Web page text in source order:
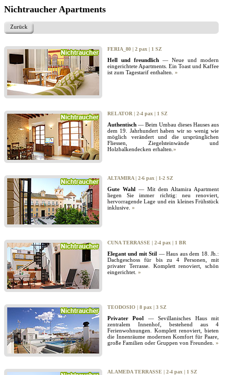
Nichtraucher Apartments
Zurück
FERIA_80 | 2 pax | 1 SZ
Hell und freundlich — Neue und modern
eingerichtete Apartments. Ein Toast und Kaffee
ist zum Tagestarif enthalten. »
RELATOR | 2-4 pax | 1 SZ
Authentisch — Beim Umbau dieses Hauses aus
dem 19. Jahrhundert haben wir so wenig wie
möglich verändert und die ursprünglichen
Fliessen, Ziegelsteinwände und
Holzbalkendecken erhalten. »
ALTAMIRA | 2-6 pax | 1-2 SZ
Gute Wahl— Mit dem Altamira Apartment
liegen Sie immer richtig: neu renoviert,
hervorragende Lage und ein kleines Frühstück
inklusive. »
CUNA TERRASSE | 2-4 pax | 1 BR
Elegant und mit Stil — Haus aus dem 18. Jh.:
Dachgeschoss für bis zu 4 Personen, mit
privater Terrasse. Komplett renoviert, schön
eingerichtet. »
TEODOSIO | 8 pax | 3 SZ
Privater Pool — Sevillanisches Haus mit
zentralem Innenhof, bestehend aus 4
Ferienwohnungen. Komplett renoviert, bieten
die Innenräume modernen Komfort für Paare,
große Familien oder Gruppen von Freunden. »
ALAMEDA TERRASSE | 2-4 pax | 1 SZ